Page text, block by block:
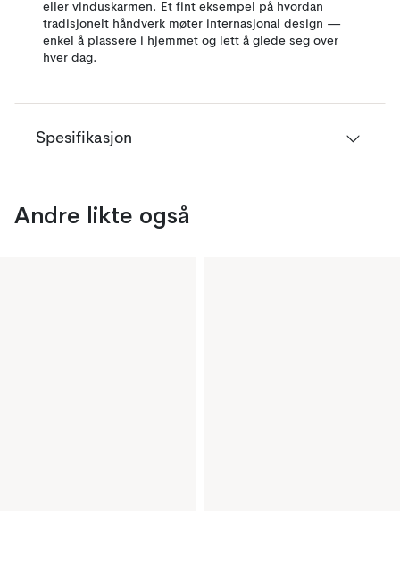
eller vinduskarmen. Et fint eksempel på hvordan
tradisjonelt håndverk møter internasjonal design —
enkel å plassere i hjemmet og lett å glede seg over
hver dag.
Spesifikasjon
Andre likte også